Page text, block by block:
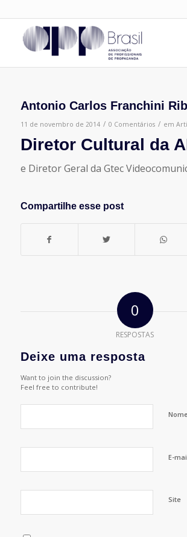
Antonio Carlos Franchini
11 de novembro de 2014 / 0 Comentários / em
Diretor Cultural da
e Diretor Geral da Gtec
Compartilhe esse post
0
RESPOSTAS
Deixe uma resposta
Want to join the discussion?
Feel free to contribute!
E-
Site